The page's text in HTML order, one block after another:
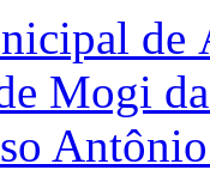
de
Mogi